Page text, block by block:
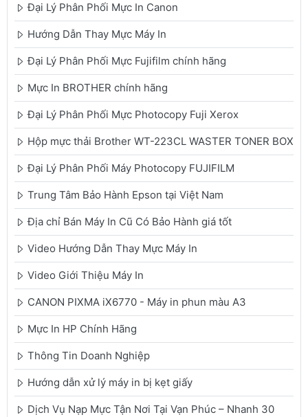
Đại Lý Phân Phối Mực In Canon
Hướng Dẫn Thay Mực Máy In
Đại Lý Phân Phối Mực Fujifilm chính hãng
Mực In BROTHER chính hãng
Đại Lý Phân Phối Mực Photocopy Fuji Xerox
Hộp mực thải Brother WT-223CL WASTER TONER BOX
Đại Lý Phân Phối Máy Photocopy FUJIFILM
Trung Tâm Bảo Hành Epson tại Việt Nam
Địa chỉ Bán Máy In Cũ Có Bảo Hành giá tốt
Video Hướng Dẫn Thay Mực Máy In
Video Giới Thiệu Máy In
CANON PIXMA iX6770 - Máy in phun màu A3
Mực In HP Chính Hãng
Thông Tin Doanh Nghiệp
Hướng dẫn xử lý máy in bị kẹt giấy
Dịch Vụ Nạp Mực Tận Nơi Tại Vạn Phúc – Nhanh 30